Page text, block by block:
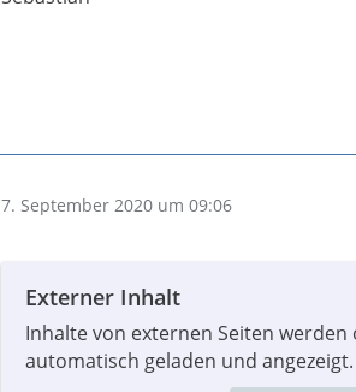
7. September 2020 um 09:06
Externer Inhalt
Inhalte von externen Seiten
automatisch geladen und angezeigt.